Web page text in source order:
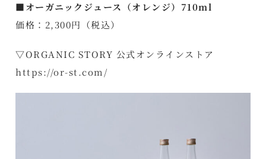
■オーガニックジュース（オレンジ）710ml
価格：2,300円（税込）
▽ORGANIC STORY 公式オンラインストア
https://or-st.com/